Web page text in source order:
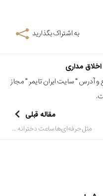
به اشتراک بگذارید
مداری
و آدرس "سایت ایران تایمر " مجاز
مقاله قبلی
مثل حرفه‌ای‌ها ساعت دخترانه بخر